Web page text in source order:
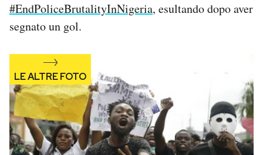
#EndPoliceBrutalityInNigeria, esultando dopo aver
segnato un gol.